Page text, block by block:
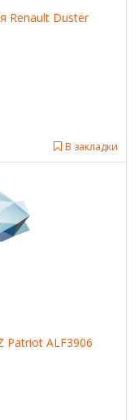
Renault Duster
В закладки
Patriot ALF3906